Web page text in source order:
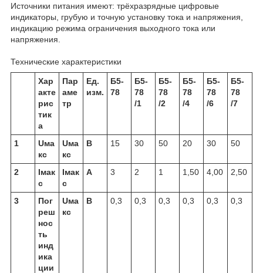
Источники питания имеют: трёхразрядные цифровые
индикаторы, грубую и точную установку тока и напряжения,
индикацию режима ограничения выходного тока или
напряжения.
Технические характеристики
Хар
акте
рис
тик
а
Пар
аме
тр
Ед.
изм.
Б5-
78
Б5-
78
/1
Б5-
78
/2
Б5-
78
/4
Б5-
78
/6
Б5-
78
/7
1
Uма
кс
Uма
кс
В 15 30 50 20 30 50
2
Iмак
с
Iмак
с
А 3 2 1 1,50 4,00 2,50
3
Пог
реш
нос
ть
инд
ика
ции
Uма
кс
В 0,3 0,3 0,3 0,3 0,3 0,3